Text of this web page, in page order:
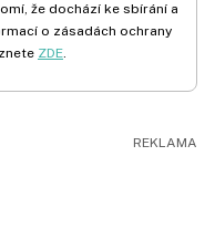
že dochází ke sbírání a
o zásadách ochrany
ZDE.